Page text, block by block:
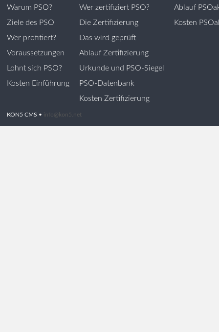
Warum PSO?
Ziele des PSO
Wer profitiert?
Voraussetzungen
Lohnt sich PSO?
Kosten Einführung
Wer zertifiziert PSO?
Die Zertifizierung
Das wird geprüft
Ablauf Zertifizierung
Urkunde und PSO-Siegel
PSO-Datenbank
Kosten Zertifizierung
Ablauf
Kosten
KON5 CMS • info@kon5.net